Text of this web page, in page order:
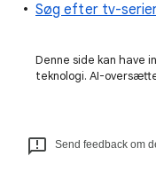
Søg efter tv-
Denne side kan have
teknologi. AI-
Send feedback om